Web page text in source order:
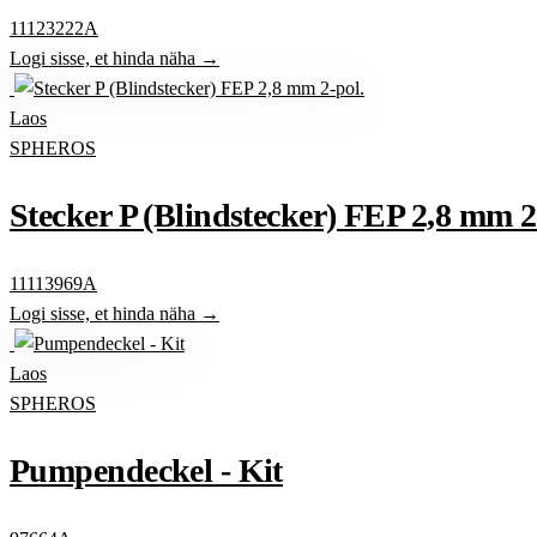
11123222A
Logi sisse, et hinda näha →
Laos
SPHEROS
Stecker P (Blindstecker) FEP 2,8 mm
11113969A
Logi sisse, et hinda näha →
Laos
SPHEROS
Pumpendeckel - Kit